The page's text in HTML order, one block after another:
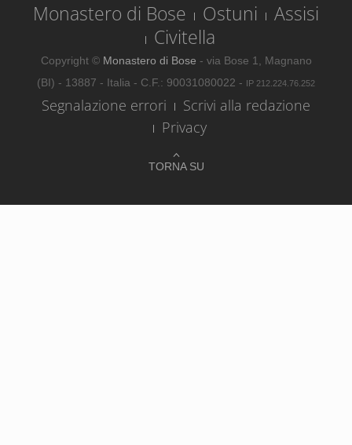
TORNA SU
Monastero di Bose Ostuni
Assisi
Civitella
Copyright © Monastero di Bose - via Bose 1, Magnano
(BI) - 13887 - Italia - C.F.: 90031080022 - IP 212.224.76.252
Segnalazione errori
Scrivi alla redazione
Privacy